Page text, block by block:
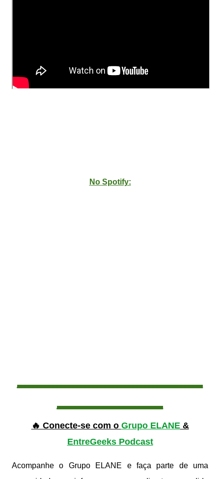
No Spotify:
________
🔥 Conecte-se com o Grupo ELANE&
EntreGeeks Podcast
Acompanhe o Grupo ELANE e faça parte de uma